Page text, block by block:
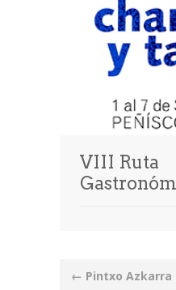
VIII Ruta
Post
← Pintxo Azkarra